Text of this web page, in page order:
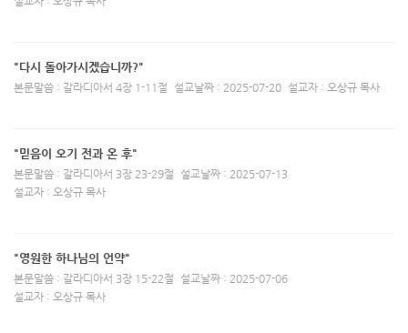
"다시 돌아가시겠습니까?"
본문말씀 : 갈라디아서 4장 1-11절 설교날짜 : 2025-07-20 설교자 : 오상규 목사
"믿음이 오기 전과 온 후"
본문말씀 : 갈라디아서 3장 23-29절
설교날짜 : 2025-07-13
설교자 : 오상규 목사
"영원한 하나님의 언약"
본문말씀 : 갈라디아서 3장 15-22절
설교날짜 : 2025-07-06
설교자 : 오상규 목사